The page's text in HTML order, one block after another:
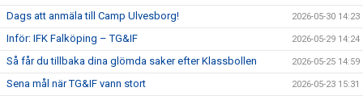
Dags att anmäla till Camp Ulvesborg! 2026-05-30 14:23
Inför: IFK Falköping – TG&IF 2026-05-29 14:24
Så får du tillbaka dina glömda saker efter Klassbollen 2026-05-25 14:59
Sena mål när TG&IF vann stort 2026-05-23 15:31